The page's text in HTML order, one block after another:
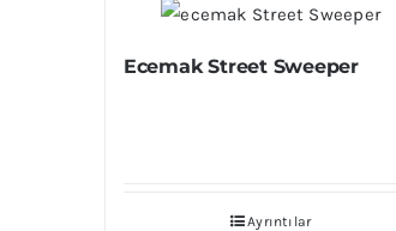
Ecemak Street Sweeper
Ayrıntılar